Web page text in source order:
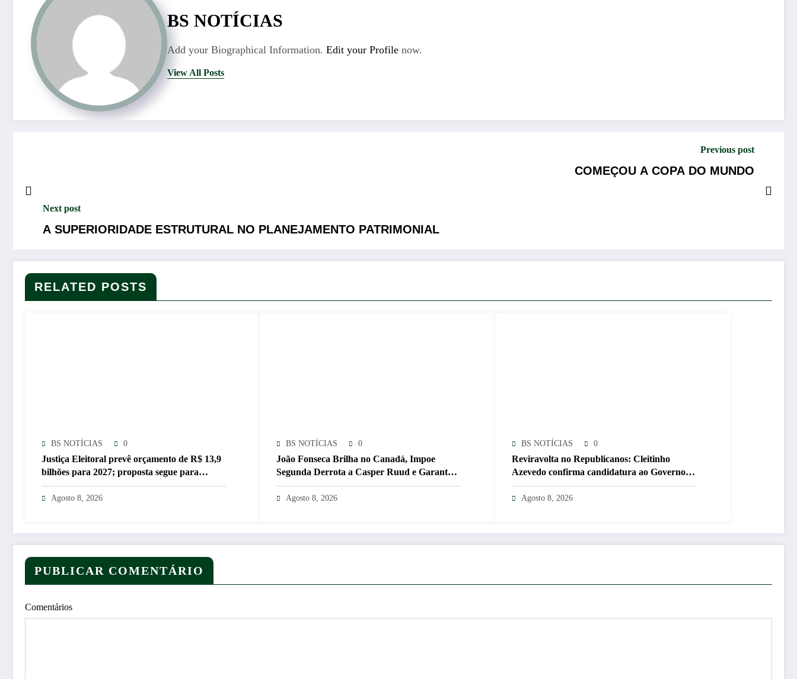
BS NOTÍCIAS
Add your Biographical Information. Edit your Profile now.
View All Posts
Previous post
COMEÇOU A COPA DO MUNDO
Next post
A SUPERIORIDADE ESTRUTURAL NO PLANEJAMENTO PATRIMONIAL
RELATED POSTS
BS NOTÍCIAS 0
Justiça Eleitoral prevê orçamento de R$ 13,9
bilhões para 2027; proposta segue para
PLOA
Agosto 8, 2026
BS NOTÍCIAS 0
João Fonseca Brilha no Canadá, Impoe
Segunda Derrota a Casper Ruud e Garante
Vaga nas Oitavas em Montreal CNN Brasil
Agosto 8, 2026
BS NOTÍCIAS 0
Reviravolta no Republicanos: Cleitinho
Azevedo confirma candidatura ao Governo
de Minas Gerais
Agosto 8, 2026
PUBLICAR COMENTÁRIO
Comentários